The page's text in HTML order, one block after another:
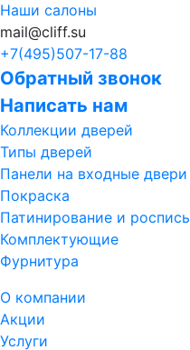
Наши салоны
mail@cliff.su
+7(495)507-17-88
Обратный звонок
Написать нам
Коллекции дверей
Типы дверей
Панели на входные двери
Покраска
Патинирование и роспись
Комплектующие
Фурнитура
О компании
Акции
Услуги